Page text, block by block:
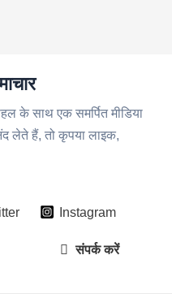
के साथ एक समर्पित मीडिया
लेते हैं, तो कृपया लाइक,
Instagram
संपर्क करें